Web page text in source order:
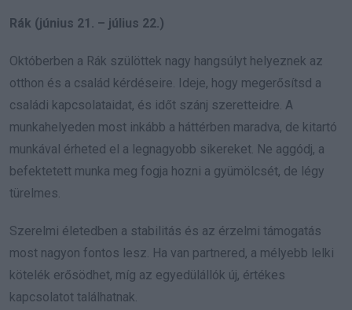
Rák (június 21. – július 22.)
Októberben a Rák szülöttek nagy hangsúlyt helyeznek az
otthon és a család kérdéseire. Ideje, hogy megerősítsd a
családi kapcsolataidat, és időt szánj szeretteidre. A
munkahelyeden most inkább a háttérben maradva, de kitartó
munkával érheted el a legnagyobb sikereket. Ne aggódj, a
befektetett munka meg fogja hozni a gyümölcsét, de légy
türelmes.
Szerelmi életedben a stabilitás és az érzelmi támogatás
most nagyon fontos lesz. Ha van partnered, a mélyebb lelki
kötelék erősödhet, míg az egyedülállók új, értékes
kapcsolatot találhatnak.